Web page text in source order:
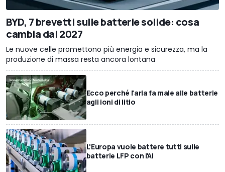
BYD, 7 brevetti sulle batterie solide: cosa
cambia dal 2027
Le nuove celle promettono più energia e sicurezza, ma la
produzione di massa resta ancora lontana
Ecco perché l'aria fa male alle batterie
agli ioni di litio
L'Europa vuole battere tutti sulle
batterie LFP con l'AI